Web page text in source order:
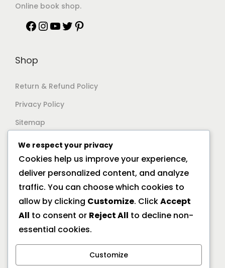
Online book shop.
Shop
Return & Refund Policy
Privacy Policy
Sitemap
Support
Documentation
Help Center
General FAQs
Offline Location
We respect your privacy
Cookies help us improve your experience,
deliver personalized content, and analyze
traffic. You can choose which cookies to
allow by clicking Customize. ClickAccept
All to consent or Reject All to decline non-
essential cookies.
Customize